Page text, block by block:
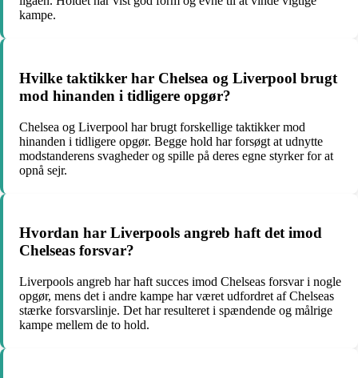
kampe.
Hvilke taktikker har Chelsea og Liverpool brugt
mod hinanden i tidligere opgør?
Chelsea og Liverpool har brugt forskellige taktikker mod
hinanden i tidligere opgør. Begge hold har forsøgt at udnytte
modstanderens svagheder og spille på deres egne styrker for at
opnå sejr.
Hvordan har Liverpools angreb haft det imod
Chelseas forsvar?
Liverpools angreb har haft succes imod Chelseas forsvar i nogle
opgør, mens det i andre kampe har været udfordret af Chelseas
stærke forsvarslinje. Det har resulteret i spændende og målrige
kampe mellem de to hold.